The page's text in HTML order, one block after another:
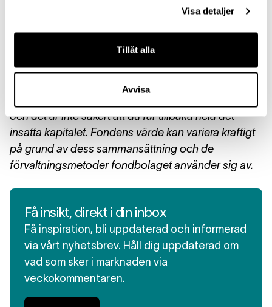
Visa detaljer
Tillåt alla
Avvisa
2020-11-06. Jämförelseindex är MSCI World Small
Riskinformation: Historisk avkastning är inte någon
garanti för framtida avkastning. De pengar du
och det är inte säkert att du får tillbaka hela det
insatta kapitalet. Fondens värde kan variera kraftigt
på grund av dess sammansättning och de
förvaltningsmetoder fondbolaget använder sig av.
Få insikt, direkt i din inbox
Få inspiration, bli uppdaterad och informerad
via vårt nyhetsbrev. Håll dig uppdaterad om
vad som sker i marknaden via
veckokommentaren.